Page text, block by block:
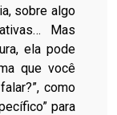
sobre algo
Mas
ela pode
que você
como
para